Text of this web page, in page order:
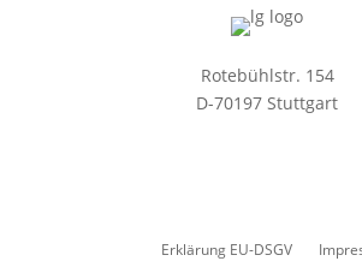
Rotebühlstr. 154
D-70197 Stuttgart
Erklärung EU-DSGV